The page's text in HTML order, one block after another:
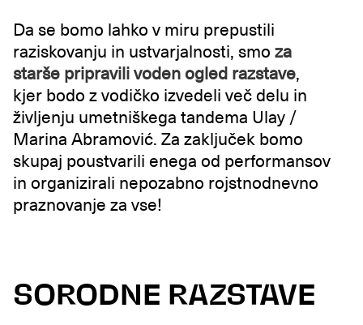
Da se bomo lahko v miru prepustili
raziskovanju in ustvarjalnosti, smo za
starše pripravili voden ogled razstave,
kjer bodo z vodičko izvedeli več delu in
življenju umetniškega tandema Ulay /
Marina Abramović. Za zaključek bomo
skupaj poustvarili enega od performansov
in organizirali nepozabno rojstnodnevno
praznovanje za vse!
SORODNE RAZSTAVE